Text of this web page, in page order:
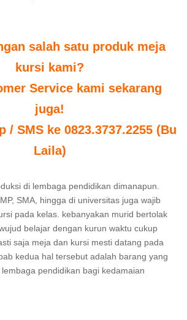
salah satu produk meja
kursi kami?
Service kami sekarang
juga!
/ SMS ke 0823.3737.2255 (Bu
Laila)
di lembaga pendidikan dimanapun.
SMA, hingga di universitas juga wajib
pada kelas. kebanyakan murid bertolak
belajar dengan kurun waktu cukup
saja meja dan kursi mesti datang pada
kedua hal tersebut adalah barang yang
pendidikan bagi kedamaian